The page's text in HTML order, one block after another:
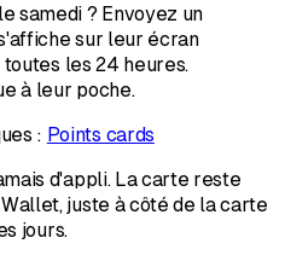
samedi ? Envoyez un
sur leur écran
les 24 heures.
à leur poche.
: Points cards
d'appli. La carte reste
juste à côté de la carte
jours.